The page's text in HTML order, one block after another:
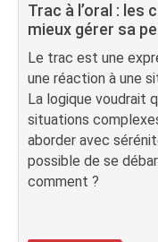
Trac à l’oral : les
mieux gérer sa
Le trac est une
une réaction à une
La logique voudrait
situations
aborder avec
possible de se
comment ?